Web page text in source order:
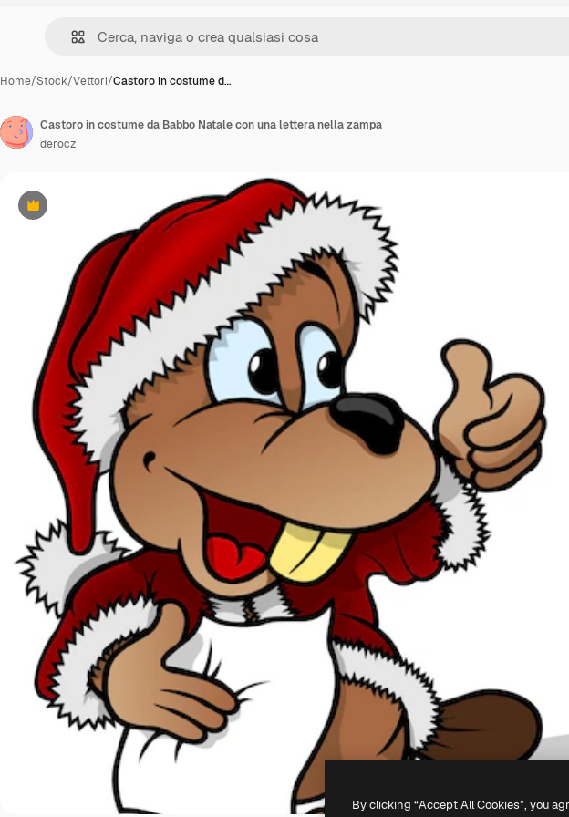
Home/Stock/Vettori/Castoro in costume d…
Premium
Castoro in costume da Babbo Natale con una lettera nella zampa
derocz
By clicking “Accept All Cookies”, you